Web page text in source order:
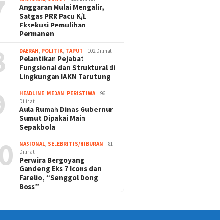
Anggaran Mulai Mengalir,
Satgas PRR Pacu K/L
Eksekusi Pemulihan
Permanen
DAERAH, POLITIK, TAPUT 102 Dilihat
Pelantikan Pejabat
Fungsional dan Struktural di
Lingkungan IAKN Tarutung
HEADLINE, MEDAN, PERISTIWA
96
Dilihat
Aula Rumah Dinas Gubernur
Sumut Dipakai Main
Sepakbola
NASIONAL, SELEBRITIS/HIBURAN
81
Dilihat
Perwira Bergoyang
Gandeng Eks 7 Icons dan
Farelio, “Senggol Dong
Boss”